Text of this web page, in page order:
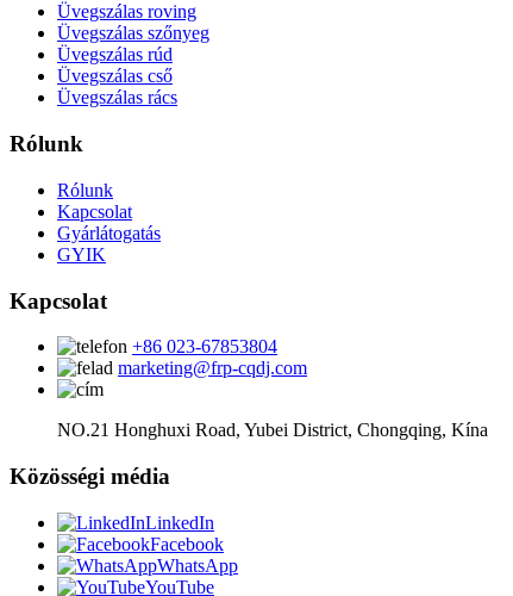
Üvegszálas roving
Üvegszálas szőnyeg
Üvegszálas rúd
Üvegszálas cső
Üvegszálas rács
Rólunk
Rólunk
Kapcsolat
Gyárlátogatás
GYIK
Kapcsolat
+86 023-67853804
marketing@frp-cqdj.com
NO.21 Honghuxi Road, Yubei District, Chongqing, Kína
Közösségi média
LinkedIn
Facebook
WhatsApp
YouTube